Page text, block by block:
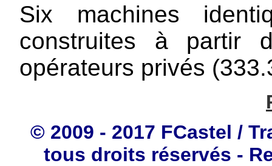
Six machines
construites à partir
opérateurs privés
© 2009 - 2017 FCastel /
tous droits réservés -